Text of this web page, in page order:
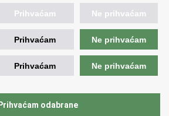
i posredovanje nekretninama
i energetsku učinkovitost
Prihvaćam Ne prihvaćam
Prihvaćam Ne prihvaćam
Prihvaćam Ne prihvaćam
Prihvaćam odabrane